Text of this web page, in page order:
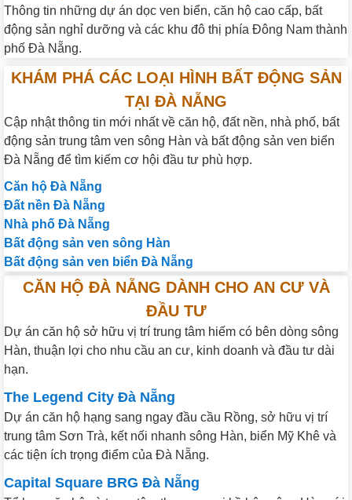
Thông tin những dự án dọc ven biển, căn hộ cao cấp, bất
động sản nghỉ dưỡng và các khu đô thị phía Đông Nam thành
phố Đà Nẵng.
KHÁM PHÁ CÁC LOẠI HÌNH BẤT ĐỘNG SẢN
TẠI ĐÀ NẴNG
Cập nhật thông tin mới nhất về căn hộ, đất nền, nhà phố, bất
động sản trung tâm ven sông Hàn và bất động sản ven biển
Đà Nẵng để tìm kiếm cơ hội đầu tư phù hợp.
Căn hộ Đà Nẵng
Đất nền Đà Nẵng
Nhà phố Đà Nẵng
Bất động sản ven sông Hàn
Bất động sản ven biển Đà Nẵng
CĂN HỘ ĐÀ NẴNG DÀNH CHO AN CƯ VÀ
ĐẦU TƯ
Dự án căn hộ sở hữu vị trí trung tâm hiếm có bên dòng sông
Hàn, thuận lợi cho nhu cầu an cư, kinh doanh và đầu tư dài
hạn.
The Legend City Đà Nẵng
Dự án căn hộ hạng sang ngay đầu cầu Rồng, sở hữu vị trí
trung tâm Sơn Trà, kết nối nhanh sông Hàn, biển Mỹ Khê và
các tiện ích trọng điểm của Đà Nẵng.
Capital Square BRG Đà Nẵng